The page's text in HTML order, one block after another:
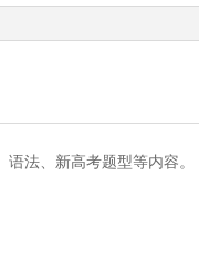
法、新高考题型等内容。